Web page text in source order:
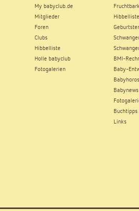
My babyclub.de
Mitglieder
Foren
Clubs
Hibbelliste
Holle babyclub
Fotogalerien
Hibbelliste
BMI-
Baby-
Babynews
Buchtipps
Links